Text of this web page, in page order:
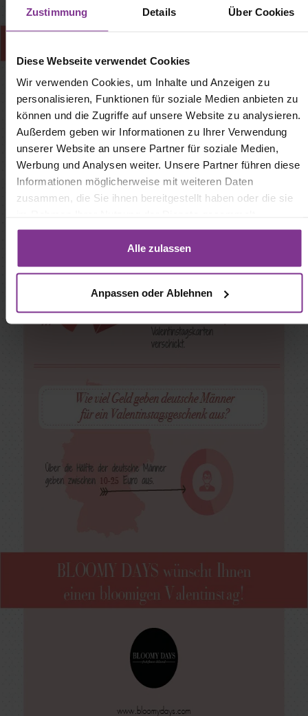
Zustimmung Details Über Cookies
Diese Webseite verwendet Cookies
Wir verwenden Cookies, um Inhalte und Anzeigen zu
personalisieren, Funktionen für soziale Medien anbieten zu
können und die Zugriffe auf unsere Website zu analysieren.
Außerdem geben wir Informationen zu Ihrer Verwendung
unserer Website an unsere Partner für soziale Medien,
Werbung und Analysen weiter. Unsere Partner führen diese
Informationen möglicherweise mit weiteren Daten
zusammen, die Sie ihnen bereitgestellt haben oder die sie
haben. Mit Klick auf „[Zustimmen / Alles akzeptieren / etc.]“
erteilen Sie Ihre Einwilligung auch in die Weitergabe über
Ihr Verhalten in unserem Shop an unseren Partner, die
Deutschland), die diese Daten Ihnen nicht persönlich
zuordnen kann, sie aber zu eigenen Zwecken (z.B.
Produktverbesserungen, Marktverhaltensanalysen)
Alle zulassen
Anpassen oder Ablehnen